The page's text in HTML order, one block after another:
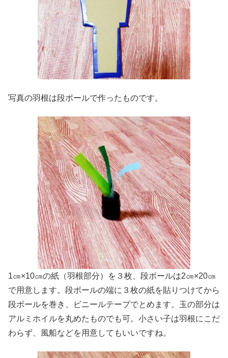
写真の羽根は段ボールで作ったものです。
1㎝×10㎝の紙（羽根部分）を３枚、段ボールは2㎝×20㎝
で用意します。段ボールの端に３枚の紙を貼りつけてから
段ボールを巻き、ビニールテープでとめます。玉の部分は
アルミホイルを丸めたものでも可。小さい子は羽根にこだ
わらず、風船などを用意してもいいですね。